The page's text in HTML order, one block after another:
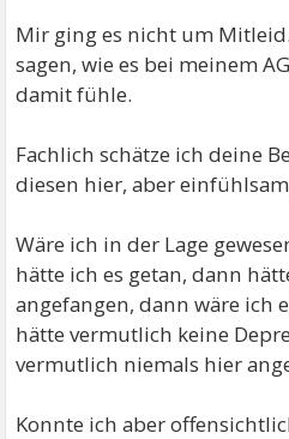
Mir ging es nicht um
sagen, wie es bei meinem
damit fühle.
Fachlich schätze ich deine
diesen hier, aber
Wäre ich in der Lage
hätte ich es getan, dann
angefangen, dann wäre ich
hätte vermutlich keine
vermutlich niemals hier
Konnte ich aber